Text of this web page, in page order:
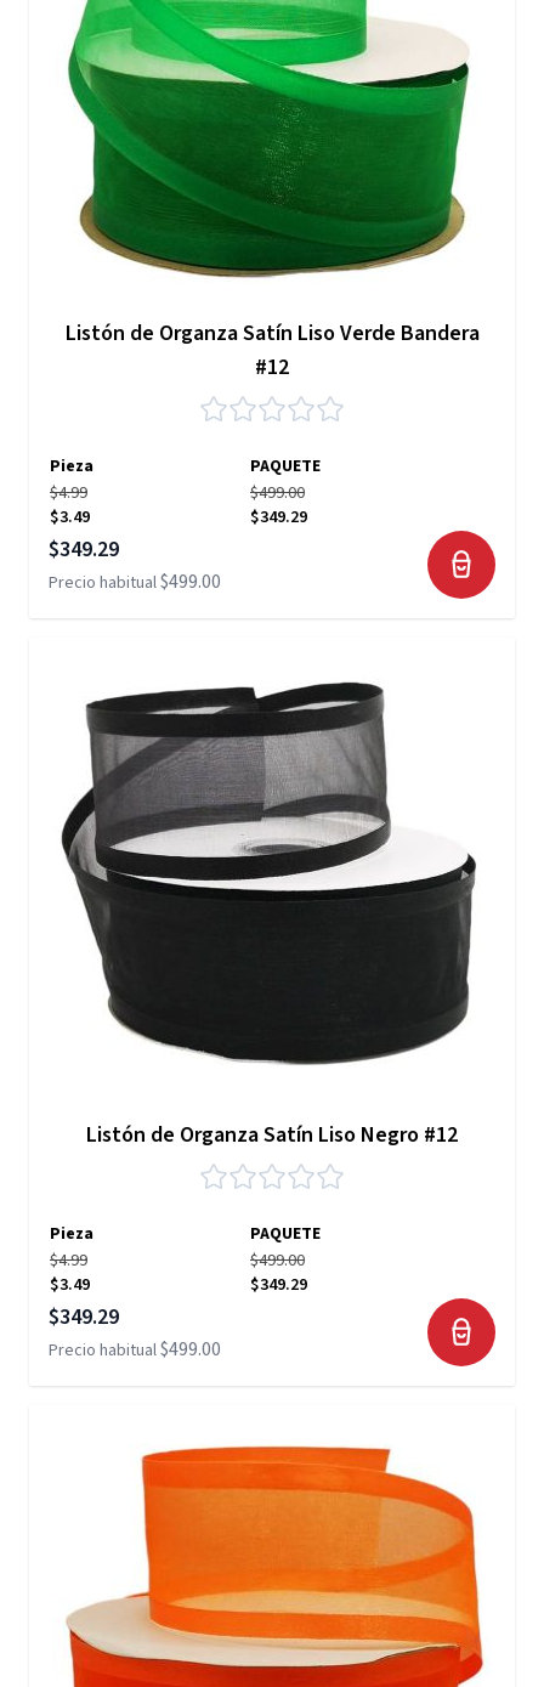
Listón de Organza Satín Liso Verde Bandera
#12
Pieza
PAQUETE
$4.99
$3.49
$499.00
$349.29
Precio especial
$349.29
Precio habitual$499.00
Listón de Organza Satín Liso Negro #12
Pieza
PAQUETE
$4.99
$3.49
$499.00
$349.29
Precio especial
$349.29
Precio habitual$499.00